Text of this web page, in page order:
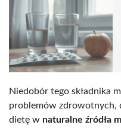
Niedobór tego składnika
problemów zdrowotnych,
dietę w naturalne źródła